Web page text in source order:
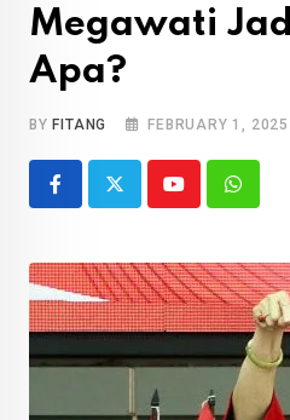
Megawati
Apa?
BY FITANG FEBRUARY 1, 2025
Youtube